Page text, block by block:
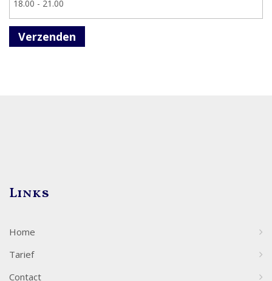
Verzenden
Links
Home
Tarief
Contact